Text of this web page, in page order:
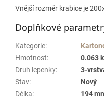
Vnější rozměr krabice je
Doplňkové
Kategorie:
Hmotnost:
0.063
Druh lepenky:
3-
Stav:
Nový
Délka:
194